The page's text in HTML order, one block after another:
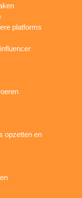
platforms
opzetten en